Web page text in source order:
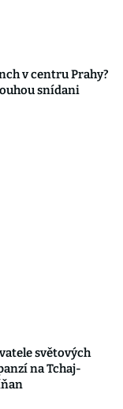
v centru Prahy?
snídani
světových
na Tchaj-